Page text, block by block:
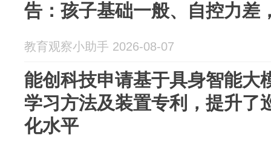
告：孩子基础一般、自控力差
教育观察小助手 2026-08-07
能创科技申请基于具身智能大
学习方法及装置专利，提升了
化水平